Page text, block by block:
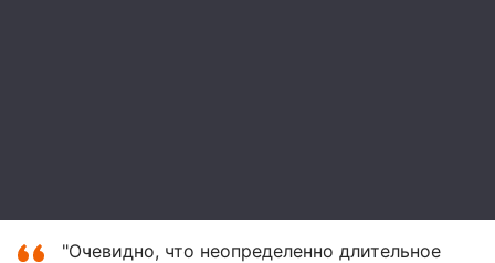
"Очевидно, что неопределенно длительное